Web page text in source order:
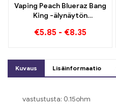
Vaping Peach Blueraz Bang
King -älynäytön
€5.85 - €8.35
Kuvaus Lisäinformaatio
vastustusta: 0.15ohm